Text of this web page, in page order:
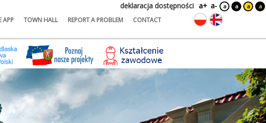
APP TOWN HALL REPORT A PROBLEM CONTACT
deklaracja dostępności a+ a- a a a a